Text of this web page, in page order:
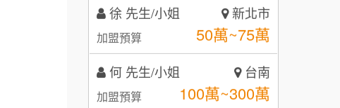
3 秉宏小米甜甜圈
4 潮鍋癮
咖啡LOOK
徐 先生/小姐 新北市
加盟預算 50萬~75萬
何 先生/小姐 台南
加盟預算 100萬~300萬